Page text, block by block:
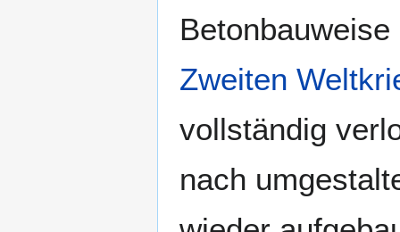
Zweiten
vollständig
nach